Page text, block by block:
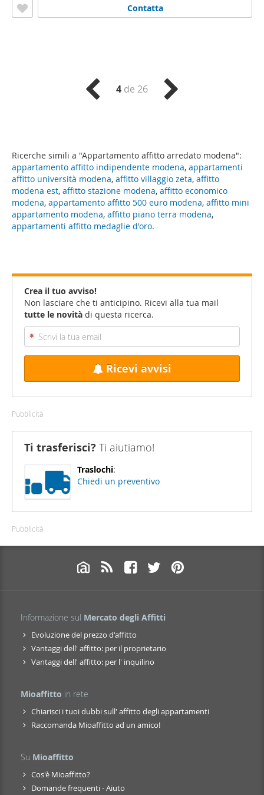
Ricerche simili a "Appartamento affitto arredato modena":
appartamento affitto indipendente modena, appartamenti
affitto università modena, affitto villaggio zeta, affitto
modena est, affitto stazione modena, affitto economico
modena, appartamento affitto 500 euro modena, affitto mini
appartamento modena, affitto piano terra modena,
appartamenti affitto medaglie d'oro.
Contatta
4 de 26
Crea il tuo avviso!
Non lasciare che ti anticipino. Ricevi alla tua mail
tutte le novità di questa ricerca.
Ricevi avvisi
Pubblicità
Ti trasferisci? Ti aiutiamo!
Traslochi:
Chiedi un preventivo
Pubblicità
Informazione sul Mercato degli Affitti
Evoluzione del prezzo d'affitto
Vantaggi dell' affitto: per il proprietario
Vantaggi dell' affitto: per l' inquilino
Mioaffitto in rete
Chiarisci i tuoi dubbi sull' affitto degli appartamenti
Raccomanda Mioaffitto ad un amico!
Su Mioaffitto
Cos'è Mioaffitto?
Domande frequenti - Aiuto